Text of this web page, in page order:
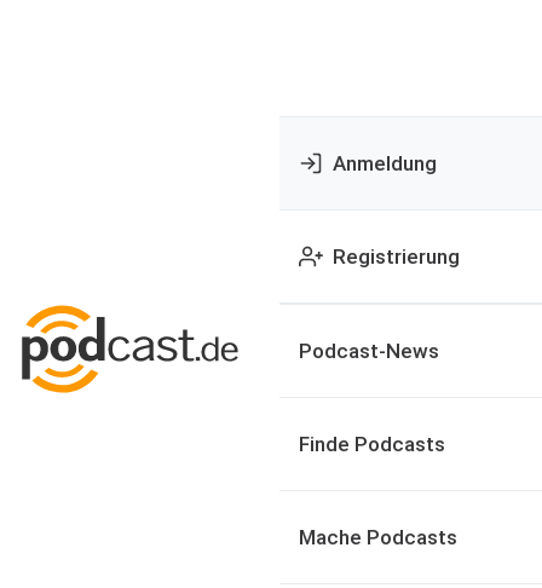
Anmeldung
Registrierung
Podcast-News
Finde Podcasts
Mache Podcasts